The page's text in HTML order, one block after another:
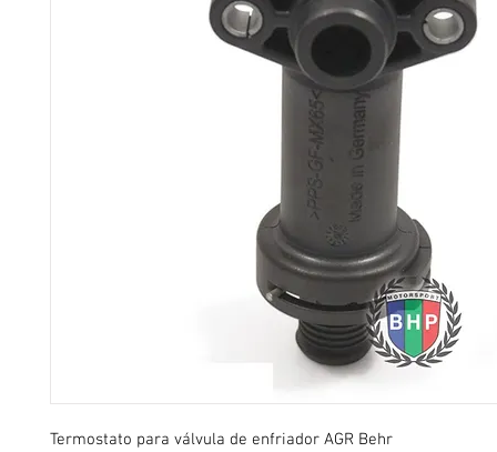
Termostato para válvula de enfriador AGR Behr